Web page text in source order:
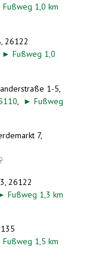
Fußweg 1,0 km
26122
► Fußweg 1,0
1-5,
, ► Fußweg
external)7,
is external)
26122
Fußweg 1,3 km
Fußweg 1,5 km